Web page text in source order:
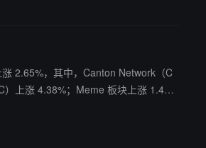
2.65%，其中，Canton Network（C